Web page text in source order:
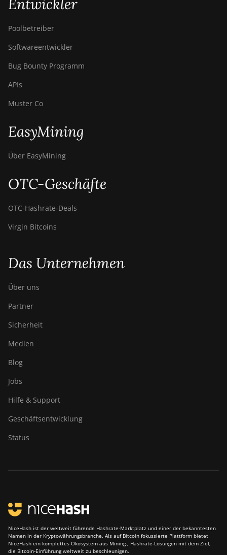
Entwickler
Poolbetreiber
Softwareentwickler
Bug Bounty Programm
APIs
Muster Co
EasyMining
Über EasyMining
OTC-Geschäfte
OTC‑Hashrate‑Deals
Virgin Bitcoins
Das Unternehmen
Über uns
Partner
Sicherheit
Medien
Blog
Jobs
Hilfe & Support
Geschäftsentwicklung
Status
NiceHash ist der weltweit führende Hashrate-Marktplatz und einer der bekanntesten
Namen in der Kryptowährungsbranche. Als auf Bitcoin fokussierte Plattform bietet
NiceHash ein komplettes Ökosystem aus Mining-, Hashrate-Lösungen mit dem Ziel,
die Bitcoin-Einführung weltweit zu beschleunigen.